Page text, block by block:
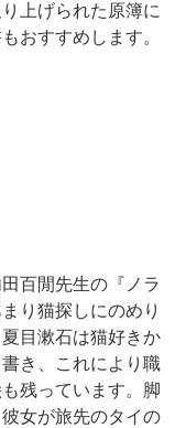
上げられた原簿に
おすすめします。
百閒先生の『ノラ
り猫探しにのめり
目漱石は猫好きか
き、これにより職
残っています。脚
女が旅先のタイの